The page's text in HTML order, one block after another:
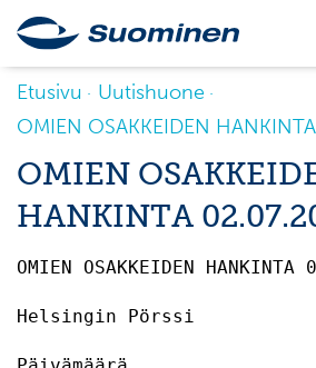
Etusivu
Uutishuone
OMIEN OSAKKEIDEN
OMIEN
HANKINTA
OMIEN